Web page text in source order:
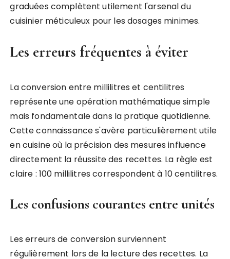
graduées complètent utilement l'arsenal du
cuisinier méticuleux pour les dosages minimes.
Les erreurs fréquentes à éviter
La conversion entre millilitres et centilitres
représente une opération mathématique simple
mais fondamentale dans la pratique quotidienne.
Cette connaissance s'avère particulièrement utile
en cuisine où la précision des mesures influence
directement la réussite des recettes. La règle est
claire : 100 millilitres correspondent à 10 centilitres.
Les confusions courantes entre unités
Les erreurs de conversion surviennent
régulièrement lors de la lecture des recettes. La